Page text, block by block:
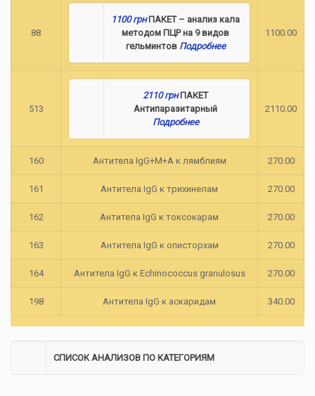
88
1100 грнПАКЕТ – анализ кала
методом ПЦР на 9 видов
гельминтов Подробнее
1100.00
513
2110 грнПАКЕТ
Антипаразитарный
Подробнее
2110.00
160 Антитела IgG+M+A к лямблиям 270.00
161 Антитела IgG к трихинелам 270.00
162 Антитела IgG к токсокарам 270.00
163 Антитела IgG к описторхам 270.00
164 Антитела IgG к Echinococcus granulosus 270.00
198 Антитела IgG к аскаридам 340.00
СПИСОК АНАЛИЗОВ ПО КАТЕГОРИЯМ